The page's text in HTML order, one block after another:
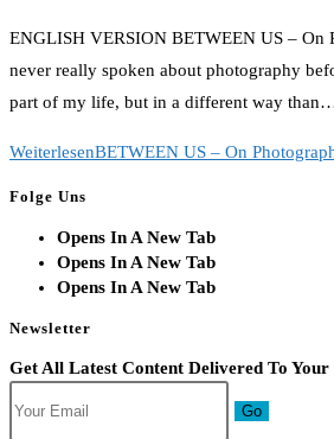
ENGLISH VERSION BETWEEN US –
never really spoken about photography
part of my life, but in a different way
WeiterlesenBETWEEN US – On
Folge Uns
Opens In A New Tab
Opens In A New Tab
Opens In A New Tab
Newsletter
Get All Latest Content Delivered To Your
Go